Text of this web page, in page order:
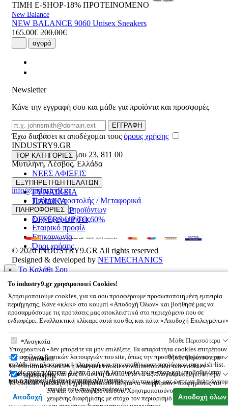
ΤΙΜΗ E-SHOP-18% ΠΡΟΤΕΙΝΟΜΕΝΟ
New Balance
NEW BALANCE 9060 Unisex Sneakers
165.00€ 200.00€
αγορά
Newsletter
Κάνε την εγγραφή σου και μάθε για προϊόντα και προσφορές
Email
ΕΓΓΡΑΦΗ
Έχω διαβάσει κι αποδέχομαι τους όρους χρήσης
INDUSTRY9.GR
Ελευθέριου Βενιζέλου 23, 811 00
Μυτιλήνη,Λέσβος,Ελλάδα
22510 55629
info@industry9.gr
TOP ΚΑΤΗΓΟΡΙΕΣ
ΝΕΕΣ ΑΦΙΞΕΙΣ
ΑΝΔΡΙΚΑ
ΓΥΝΑΙΚΕΙΑ
ΠΑΙΔΙΚΑ
ΑΞΕΣΟΥΑΡ
OFFERS UP TO 60%
ΕΞΥΠΗΡΕΤΗΣΗ ΠΕΛΑΤΩΝ
Τρόποι Αποστολής / Μεταφορικά
Επιστροφές προϊόντων
Συχνές ερωτήσεις
ΠΛΗΡΟΦΟΡΙΕΣ
Εταιρικό προφίλ
Επικοινωνία
Όροι χρήσης
© 2026INDUSTRY9.GR All rights reserved
Designed & developed by NETMECHANICS
× Το Καλάθι Σου
0
Βάλε κάτι στο καλάθι σου
To industry9.gr χρησιμοποιεί Cookies!
Χρησιμοποιούμε cookies, για να σου προσφέρουμε προσωποποιημένη εμπειρία
περιήγησης. Κάνε «κλικ» στο κουμπί «Αποδοχή Όλων» και βοήθησέ μας να
προσαρμόσουμε τις προτάσεις μας αποκλειστικά στο περιεχόμενο που σε
ενδιαφέρει. Εναλλακτικά κλίκαρε αυτά που θες και πάτα «Αποδοχή
To
Αναγκαία Μάθε Περισσότερα
Υποχρεωτικά - δεν μπορείτε να μην επιλέξετε. Τα απαραίτητα cookies επιτρέπουν
την εκτέλεση βασικών λειτουργιών του site, όπως την προσθήκη προϊόντων στο
καλάθι την ηλεκτρονική πληρωμή και την αποθήκευση προϊόντων στη wish-list.
Χωρίς αυτά πλήττεται άμεσα η ομαλή λειτουργία του e-shop και υποβαθμίζεται
και η προσωπική σου εμπειρία πλοήγησης.
Στατιστικά Μάθε Περισσότερα
Τα στατιστικά cookies ή analytics cookies είναι υποσύνολο των cookies
λειτουργικότητας και μας δίνουν τη δυνατότητα να αξιολογούμε την
αποτελεσματικότητα των διάφορων λειτουργιών του site μας ώστε να
συνεχώς την εμπειρία που σου προσφέρουμε.
Προώθησης Μάθε Περισσότερα
Τα cookies προώθησης χρησιμοποιούνται για να «σερβίρουν» διαφημίσεις πιο
σχετικές με εσένα και τα ενδιαφέροντά σου. Χρησιμοποιούνται επίσης για την
αποστολή στοχευμένης διαφήμισης με στόχο τον περιορισμό των μαζικών,
Αποδοχή Αποδοχή όλων